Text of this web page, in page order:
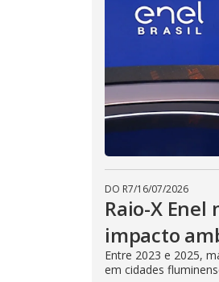
DO R7/16/07/2026
Raio-X
impacto
Entre 2023 e 2025,
em cidades